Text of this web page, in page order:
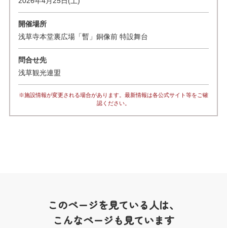
開催場所
浅草寺本堂裏広場「暫」銅像前 特設舞台
問合せ先
浅草観光連盟
※施設情報が変更される場合があります。最新情報は各公式サイト等をご確
認ください。
このページを見ている人は、
こんなページも見ています